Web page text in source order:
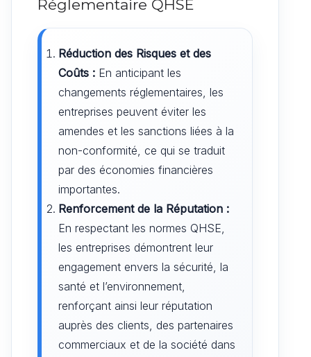
Réglementaire QHSE
Réduction des Risques et des
Coûts : En anticipant les
changements réglementaires, les
entreprises peuvent éviter les
amendes et les sanctions liées à la
non-conformité, ce qui se traduit
par des économies financières
importantes.
Renforcement de la Réputation :
En respectant les normes QHSE,
les entreprises démontrent leur
engagement envers la sécurité, la
santé et l’environnement,
renforçant ainsi leur réputation
auprès des clients, des partenaires
commerciaux et de la société dans